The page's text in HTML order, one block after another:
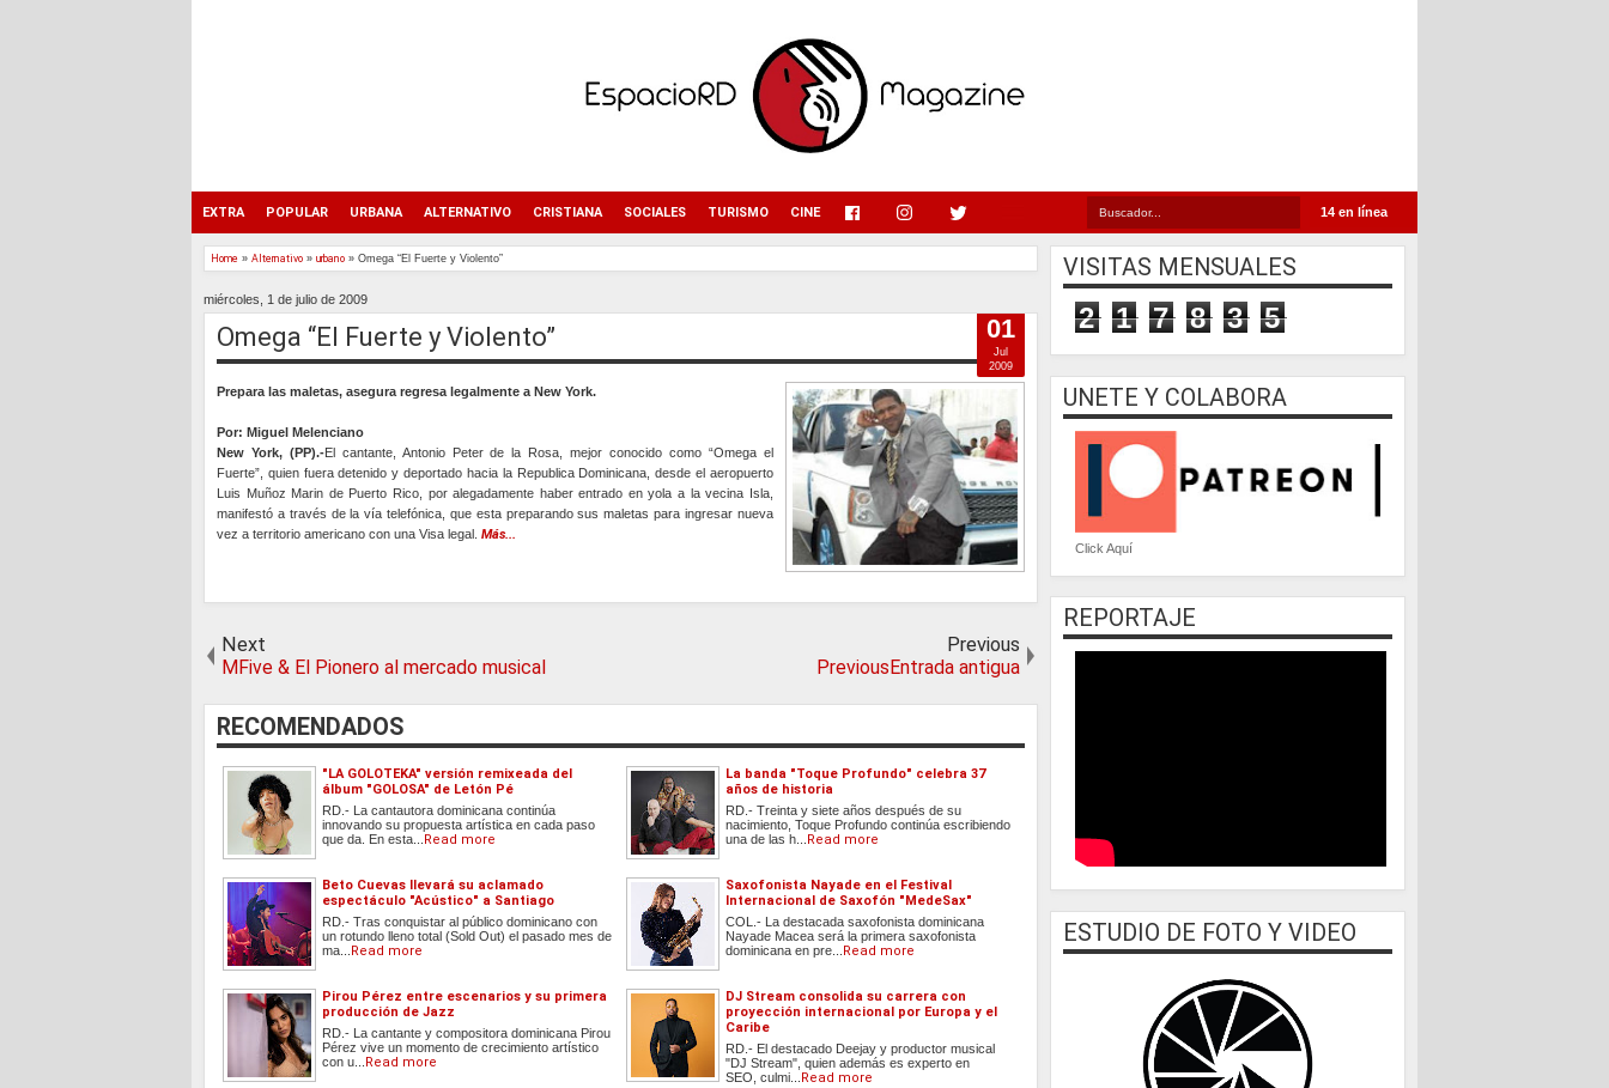
14 en línea
EXTRA POPULAR URBANA ALTERNATIVO CRISTIANA SOCIALES TURISMO CINE
Home » Alternativo » urbano » Omega “El Fuerte y Violento”
miércoles, 1 de julio de 2009
Omega “El Fuerte y Violento”
Prepara las maletas, asegura regresa legalmente a New York.
Por: Miguel Melenciano
New York, (PP).-El cantante, Antonio Peter de la Rosa, mejor conocido como “Omega el
Fuerte”, quien fuera detenido y deportado hacia la Republica Dominicana, desde el aeropuerto
Luis Muñoz Marin de Puerto Rico, por alegadamente haber entrado en yola a la vecina Isla,
manifestó a través de la vía telefónica, que esta preparando sus maletas para ingresar nueva
vez a territorio americano con una Visa legal. Más...
01
Jul
2009
Next
MFive & El Pionero al mercado musical
Previous
PreviousEntrada antigua
RECOMENDADOS
"LA GOLOTEKA" versión remixeada del
álbum "GOLOSA" de Letón Pé
RD.- La cantautora dominicana continúa
innovando su propuesta artística en cada paso
que da. En esta... Read more
La banda "Toque Profundo" celebra 37
años de historia
RD.- Treinta y siete años después de su
nacimiento, Toque Profundo continúa escribiendo
una de las h... Read more
Beto Cuevas llevará su aclamado
espectáculo "Acústico" a Santiago
RD.- Tras conquistar al público dominicano con
un rotundo lleno total (Sold Out) el pasado mes de
ma... Read more
Saxofonista Nayade en el Festival
Internacional de Saxofón "MedeSax"
COL.- La destacada saxofonista dominicana
Nayade Macea será la primera saxofonista
dominicana en pre... Read more
Pirou Pérez entre escenarios y su primera
producción de Jazz
RD.- La cantante y compositora dominicana Pirou
Pérez vive un momento de crecimiento artístico
con u... Read more
DJ Stream consolida su carrera con
proyección internacional por Europa y el
Caribe
RD.- El destacado Deejay y productor musical
"DJ Stream", quien además es experto en
SEO, culmi... Read more
VISITAS MENSUALES
2 1 7 8 3 5
UNETE Y COLABORA
Click Aquí
REPORTAJE
ESTUDIO DE FOTO Y VIDEO